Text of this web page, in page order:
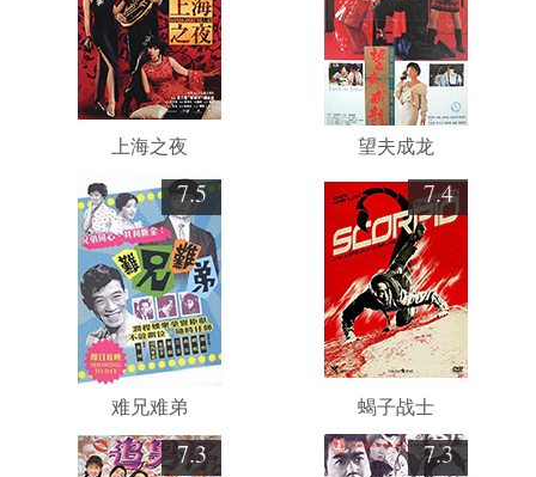
上海之夜 望夫成龙
7.5
难兄难弟
7.4
蝎子战士
7.3 7.3